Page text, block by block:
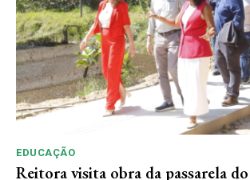
EDUCAÇÃO
Reitora visita obra da passarela